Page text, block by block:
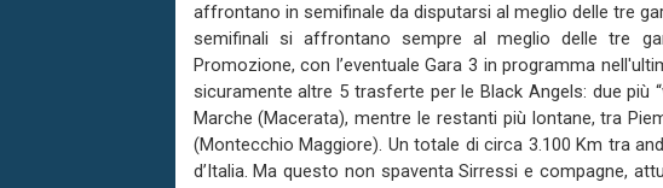
affrontano in semifinale da disputarsi al meglio delle tre
semifinali si affrontano sempre al meglio delle tre
Promozione, con l’eventuale Gara 3 in programma
sicuramente altre 5 trasferte per le Black Angels: due più
Marche (Macerata), mentre le restanti più lontane, tra
(Montecchio Maggiore). Un totale di circa 3.100 Km tra
d’Italia. Ma questo non spaventa Sirressi e compagne,